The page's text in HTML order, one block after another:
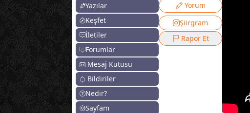
Yazılar
Keşfet
İletiler
Forumlar
Mesaj Kutusu
Bildiriler
Nedir?
Sayfam
Yorum
Şiirgram
Rapor Et